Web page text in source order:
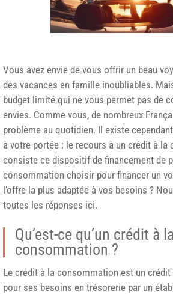
Vous avez envie de vous offrir un beau
des vacances en famille inoubliables.
budget limité qui ne vous permet pas de
envies. Comme vous, de nombreux
problème au quotidien. Il existe
à votre portée : le recours à un crédit à la
consiste ce dispositif de financement de
consommation choisir pour financer un
l’offre la plus adaptée à vos besoins ?
toutes les réponses ici.
Qu’est-ce qu’un crédit à la
consommation ?
Le crédit à la consommation est un
pour ses besoins en trésorerie par un